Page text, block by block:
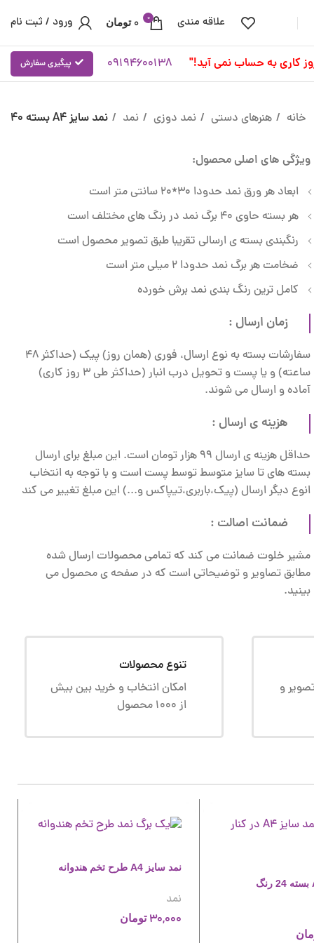
علاقه مندی 0
0 تومان ورود / ثبت نام
09194600138 پیگیری سفارش
خانه هنرهای دستی نمد دوزی نمد نمد سایز A4 بسته 40
ویژگی های اصلی محصول:
ابعاد هر ورق نمد حدودا 30*20 سانتی متر است
هر بسته حاوی 40 برگ نمد در رنگ های مختلف است
رنگبندی بسته ی ارسالی تقریبا طبق تصویر محصول است
ضخامت هر برگ نمد حدودا 2 میلی متر است
کامل ترین رنگ بندی نمد برش خورده
زمان ارسال :
سفارشات بسته به نوع ارسال، فوری (همان روز) پیک (حداکثر 48
ساعته) و یا پست و تحویل درب انبار (حداکثر طی 3 روز کاری)
آماده و ارسال می شوند.
هزینه ی ارسال :
حداقل هزینه ی ارسال 99 هزار تومان است. این مبلغ برای ارسال
بسته های تا سایز متوسط توسط پست است و با توجه به انتخاب
انوع دیگر ارسال (پیک،باربری،تیپاکس و...) این مبلغ تغییر می کند
ضمانت اصالت :
مشیر خلوت ضمانت می کند که تمامی محصولات ارسال شده
مطابق تصاویر و توضیحاتی است که در صفحه ی محصول می
بینید.
و
تنوع محصولات
امکان انتخاب و خرید بین بیش
از 1000 محصول
نمد سایز A4 طرح تخم هندوانه
نمد
30,000 تومان